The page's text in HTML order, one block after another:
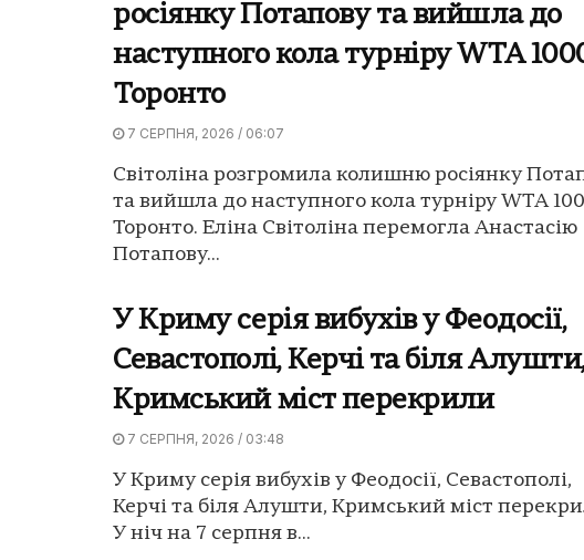
росіянку Потапову та вийшла до
наступного кола турніру WTA
Торонто
7 СЕРПНЯ, 2026 / 06:07
Світоліна розгромила колишню росіянку
та вийшла до наступного кола турніру WTA
Торонто. Еліна Світоліна перемогла Анастасію
Потапову...
У Криму серія вибухів у Феодосії,
Севастополі, Керчі та біля
Кримський міст перекрили
7 СЕРПНЯ, 2026 / 03:48
У Криму серія вибухів у Феодосії, Севастополі,
Керчі та біля Алушти, Кримський міст
У ніч на 7 серпня в...